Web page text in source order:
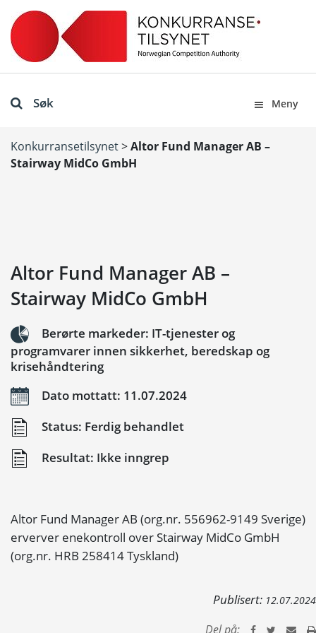
Søk Meny
Konkurransetilsynet>Altor Fund Manager AB –
Stairway MidCo GmbH
Altor Fund Manager AB –
Stairway MidCo GmbH
Berørte markeder: IT-tjenester og
programvarer innen sikkerhet, beredskap og
krisehåndtering
Dato mottatt: 11.07.2024
Status: Ferdig behandlet
Resultat: Ikke inngrep
Altor Fund Manager AB (org.nr. 556962-9149 Sverige)
erverver enekontroll over Stairway MidCo GmbH
(org.nr. HRB 258414 Tyskland)
Publisert: 12.07.2024
Del på: